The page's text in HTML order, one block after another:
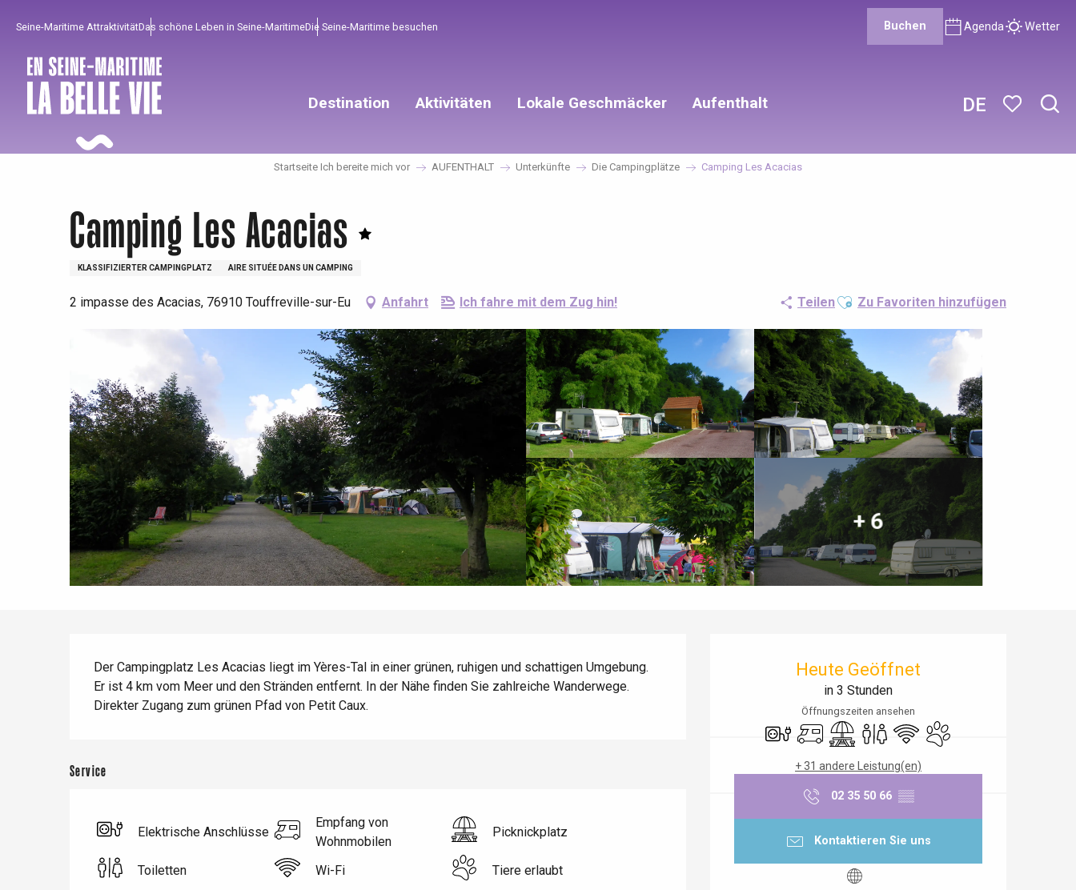
principal
DE
Seine-Maritime AttraktivitätDas schöne Leben in Seine-MaritimeDie Seine-Maritime besuchen Buchen Agenda Wetter
Destination Aktivitäten
Die gesamte Agenda
Frühling
Wenn es regnet
Mit den Kindern
Unter Freunden
Lokale Geschmäcker
Trendige Orte
Bester Brunch
Restaurants mit
Aussicht
Aufenthalt
Aufenthalte am Meer
Aufenthalte mit dem
Zug
Fahrradaufenthalte
Startseite Ich bereite mich vor AUFENTHALT Unterkünfte Die Campingplätze Camping Les Acacias
Camping Les Acacias
KLASSIFIZIERTER CAMPINGPLATZ AIRE SITUÉE DANS UN CAMPING
2 impasse des Acacias, 76910 Touffreville-sur-Eu Anfahrt Ich fahre mit dem Zug hin! TeilenAjouter aux favoris
Zu Favoriten hinzufügen
+ 6
Heute Geöffnet
in 3 Stunden
Öffnungszeiten ansehen
Elektrische Anschlüsse
Empfang von Wohnmobilen
Picknickplatz
ToilettenWi-Fi Tiere erlaubt
+ 31 andere Leistung(en)
02 35 50 66 ▒▒
Kontaktieren Sie uns
Der Campingplatz Les Acacias liegt im Yères-Tal in einer grünen, ruhigen und schattigen Umgebung.
Er ist 4 km vom Meer und den Stränden entfernt. In der Nähe finden Sie zahlreiche Wanderwege.
Direkter Zugang zum grünen Pfad von Petit Caux.
Service
Elektrische Anschlüsse
Empfang von
Wohnmobilen
Picknickplatz
Toiletten Wi-Fi Tiere erlaubt